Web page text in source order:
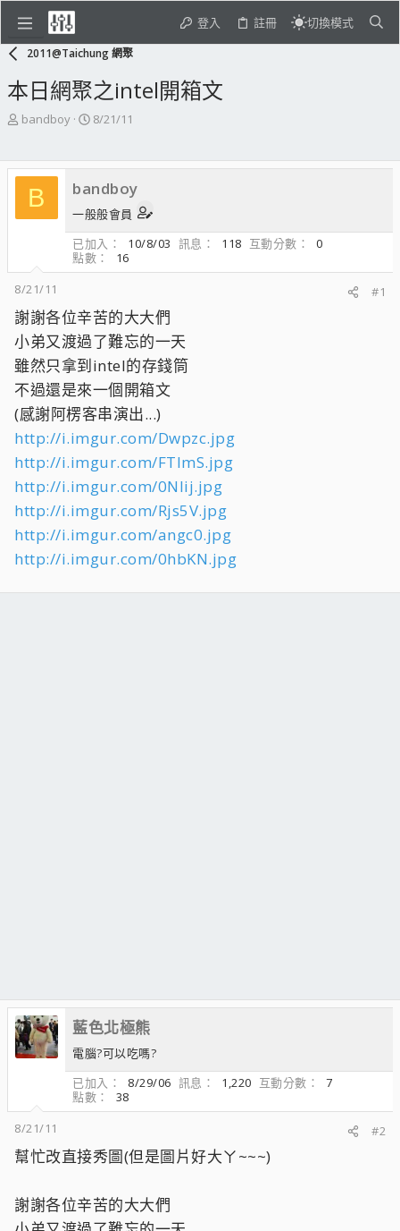
登入 註冊 切換模式
2011@Taichung 網聚
本日網聚之intel開箱文
主
起
人
bandboy
開
期
8/21/11
B bandboy
一般般會員
已加入
10/8/03 訊息 118 互動分數
0
點數
16
8/21/11
#1
謝謝各位辛苦的大大們
小弟又渡過了難忘的一天
雖然只拿到intel的存錢筒
不過還是來一個開箱文
(感謝阿楞客串演出...)
http://i.imgur.com/Dwpzc.jpg
http://i.imgur.com/FTlmS.jpg
http://i.imgur.com/0Nlij.jpg
http://i.imgur.com/Rjs5V.jpg
http://i.imgur.com/angc0.jpg
http://i.imgur.com/0hbKN.jpg
藍色北極熊
電腦?可以吃嗎?
已加入
8/29/06 訊息 1,220 互動分數
7
點數
38
8/21/11
#2
幫忙改直接秀圖(但是圖片好大ㄚ~~~)
謝謝各位辛苦的大大們